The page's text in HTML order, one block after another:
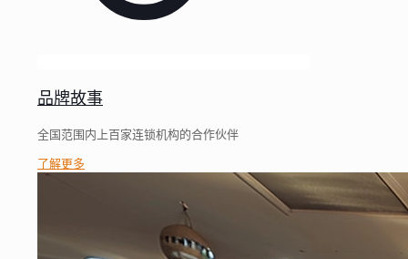
品牌故事
全国范围内上百家连锁机构的合作伙伴
了解更多